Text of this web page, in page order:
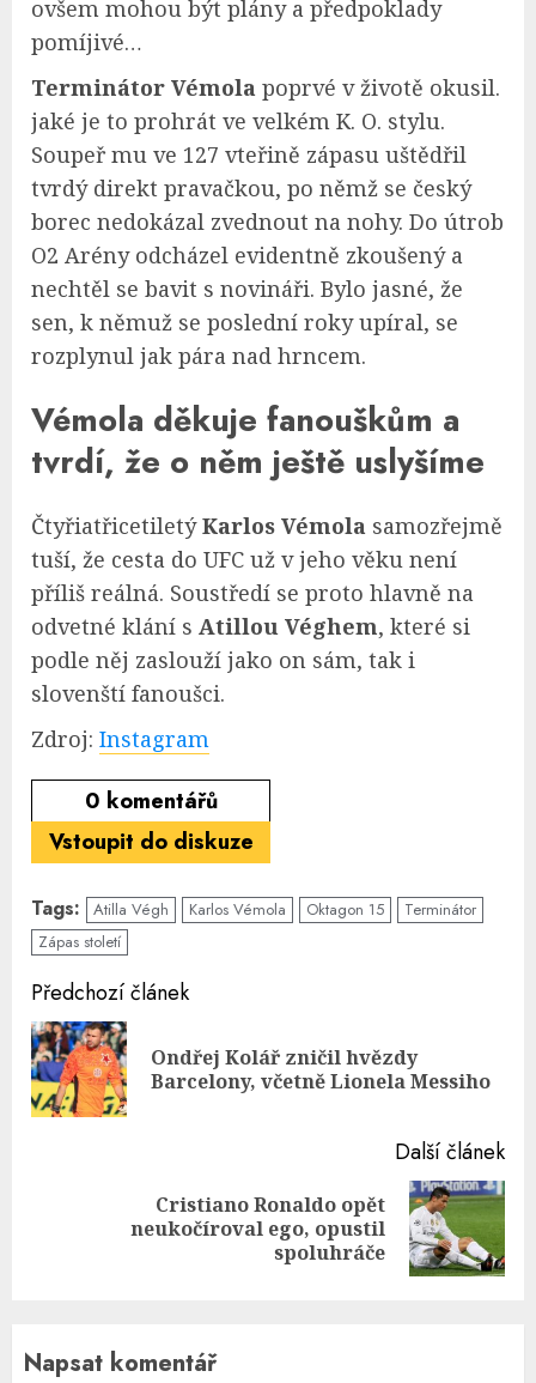
ovšem mohou být plány a předpoklady
pomíjivé…
Terminátor Vémola poprvé v životě okusil.
jaké je to prohrát ve velkém K. O. stylu.
Soupeř mu ve 127 vteřině zápasu uštědřil
tvrdý direkt pravačkou, po němž se český
borec nedokázal zvednout na nohy. Do útrob
O2 Arény odcházel evidentně zkoušený a
nechtěl se bavit s novináři. Bylo jasné, že
sen, k němuž se poslední roky upíral, se
rozplynul jak pára nad hrncem.
Vémola děkuje fanouškům a
tvrdí, že o něm ještě uslyšíme
ČtyřiatřicetiletýKarlos Vémola samozřejmě
tuší, že cesta do UFC už v jeho věku není
příliš reálná. Soustředí se proto hlavně na
odvetné klání s Atillou Véghem, které si
podle něj zaslouží jako on sám, tak i
slovenští fanoušci.
Zdroj: Instagram
0 komentářů
Vstoupit do diskuze
Tags: Atilla Végh Karlos Vémola Oktagon 15
Terminátor
Zápas století
Continue
Reading
Předchozí článek
Ondřej Kolář zničil hvězdy
Barcelony, včetně Lionela Messiho
Další článek
Cristiano Ronaldo opět
neukočíroval ego, opustil
spoluhráče
Napsat komentář